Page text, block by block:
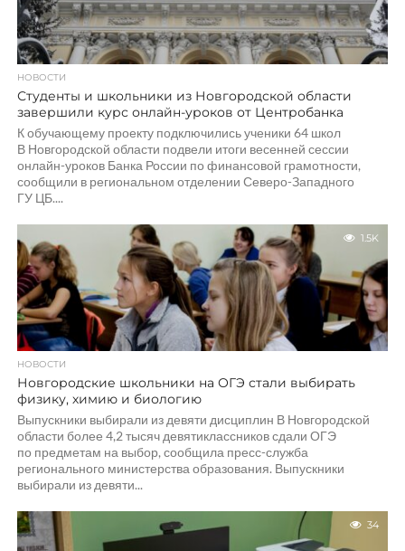
НОВОСТИ
Студенты и школьники из Новгородской области
завершили курс онлайн-уроков от Центробанка
К обучающему проекту подключились ученики 64 школ
В Новгородской области подвели итоги весенней сессии
онлайн-уроков Банка России по финансовой грамотности,
сообщили в региональном отделении Северо-Западного
ГУ ЦБ....
1.5K
НОВОСТИ
Новгородские школьники на ОГЭ стали выбирать
физику, химию и биологию
Выпускники выбирали из девяти дисциплин В Новгородской
области более 4,2 тысяч девятиклассников сдали ОГЭ
по предметам на выбор, сообщила пресс-служба
регионального министерства образования. Выпускники
выбирали из девяти...
34